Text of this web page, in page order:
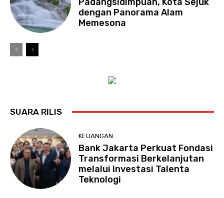
dengan Panorama Alam
Memesona
SUARA RILIS
KEUANGAN
Bank Jakarta Perkuat Fondasi
Transformasi Berkelanjutan
melalui Investasi Talenta
Teknologi